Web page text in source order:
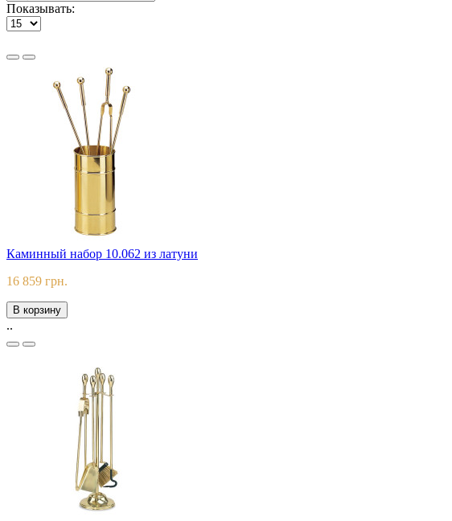
Показывать:
Каминный набор 10.062 из латуни
16 859 грн.
В корзину
..